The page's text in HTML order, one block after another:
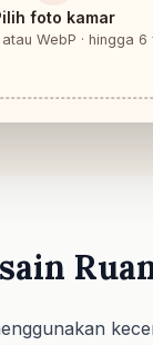
foto kamar
atau WebP · hingga 6